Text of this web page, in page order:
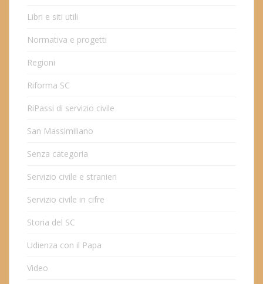
Libri e siti utili
Normativa e progetti
Regioni
Riforma SC
RiPassi di servizio civile
San Massimiliano
Senza categoria
Servizio civile e stranieri
Servizio civile in cifre
Storia del SC
Udienza con il Papa
Video